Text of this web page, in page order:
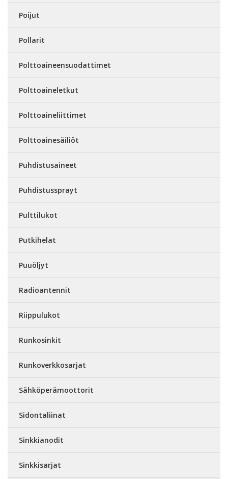
Poijut
Pollarit
Polttoaineensuodattimet
Polttoaineletkut
Polttoaineliittimet
Polttoainesäiliöt
Puhdistusaineet
Puhdistussprayt
Pulttilukot
Putkihelat
Puuöljyt
Radioantennit
Riippulukot
Runkosinkit
Runkoverkkosarjat
Sähköperämoottorit
Sidontaliinat
Sinkkianodit
Sinkkisarjat